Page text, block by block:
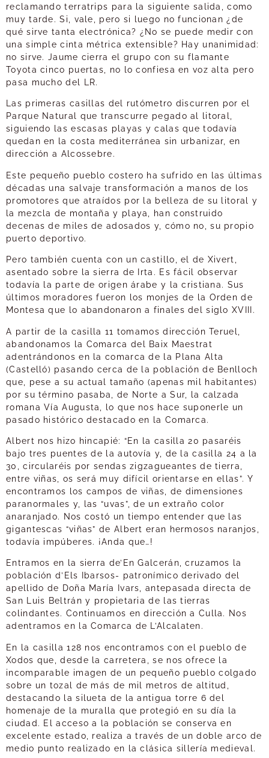
reclamando terratrips para la siguiente salida, como
muy tarde. Si, vale, pero si luego no funcionan ¿de
qué sirve tanta electrónica? ¿No se puede medir con
una simple cinta métrica extensible? Hay unanimidad:
no sirve. Jaume cierra el grupo con su flamante
Toyota cinco puertas, no lo confiesa en voz alta pero
pasa mucho del LR.
Las primeras casillas del rutómetro discurren por el
Parque Natural que transcurre pegado al litoral,
siguiendo las escasas playas y calas que todavía
quedan en la costa mediterránea sin urbanizar, en
dirección a Alcossebre.
Este pequeño pueblo costero ha sufrido en las últimas
décadas una salvaje transformación a manos de los
promotores que atraídos por la belleza de su litoral y
la mezcla de montaña y playa, han construido
decenas de miles de adosados y, cómo no, su propio
puerto deportivo.
Pero también cuenta con un castillo, el de Xivert,
asentado sobre la sierra de Irta. Es fácil observar
todavía la parte de origen árabe y la cristiana. Sus
últimos moradores fueron los monjes de la Orden de
Montesa que lo abandonaron a finales del siglo XVIII.
A partir de la casilla 11 tomamos dirección Teruel,
abandonamos la Comarca del Baix Maestrat
adentrándonos en la comarca de la Plana Alta
(Castelló) pasando cerca de la población de Benlloch
que, pese a su actual tamaño (apenas mil habitantes)
por su término pasaba, de Norte a Sur, la calzada
romana Vía Augusta, lo que nos hace suponerle un
pasado histórico destacado en la Comarca.
Albert nos hizo hincapié: “En la casilla 20 pasaréis
bajo tres puentes de la autovía y, de la casilla 24 a la
30, circularéis por sendas zigzagueantes de tierra,
entre viñas, os será muy difícil orientarse en ellas”. Y
encontramos los campos de viñas, de dimensiones
paranormales y, las “uvas”, de un extraño color
anaranjado. Nos costó un tiempo entender que las
gigantescas “viñas” de Albert eran hermosos naranjos,
todavía impúberes. ¡Anda que…!
Entramos en la sierra de’En Galcerán, cruzamos la
población d’Els Ibarsos- patronímico derivado del
apellido de Doña María Ivars, antepasada directa de
San Luis Beltrán y propietaria de las tierras
colindantes. Continuamos en dirección a Culla. Nos
adentramos en la Comarca de L’Alcalaten.
En la casilla 128 nos encontramos con el pueblo de
Xodos que, desde la carretera, se nos ofrece la
incomparable imagen de un pequeño pueblo colgado
sobre un tozal de más de mil metros de altitud,
destacando la silueta de la antigua torre 6 del
homenaje de la muralla que protegió en su día la
ciudad. El acceso a la población se conserva en
excelente estado, realiza a través de un doble arco de
medio punto realizado en la clásica sillería medieval.